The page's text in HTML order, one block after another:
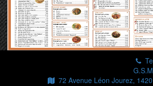
72 Avenue Léon Jourez,